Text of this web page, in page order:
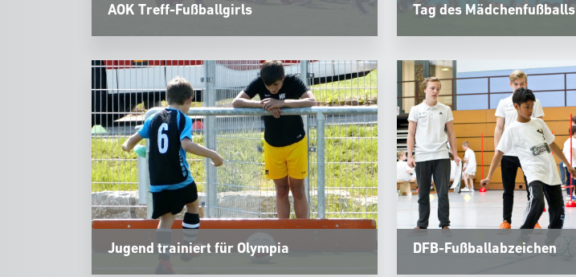
AOK Treff-Fußballgirls Tag des Mädchenfußballs
Jugend trainiert für Olympia DFB-Fußballabzeichen